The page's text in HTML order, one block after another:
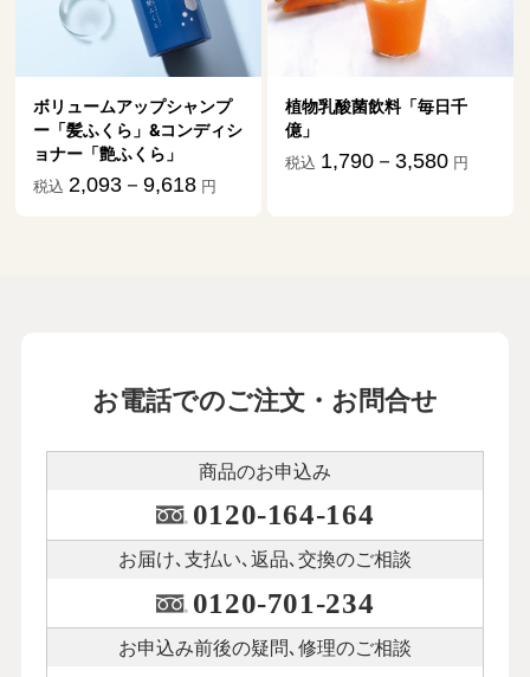
ップシャンプ
&コンディシ
くら」
9,618 円
植物乳酸菌飲料「毎日千
億」
税込 1,790－3,580 円
お電話でのご注文・お問合せ
商品のお申込み
0120-164-164
お届け､支払い､ 返品､交換のご相談
0120-701-234
お申込み前後の疑問､修理のご相談